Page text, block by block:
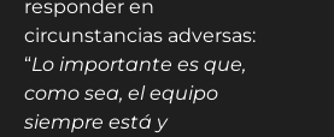
responder en
circunstancias adversas:
“Lo importante es que,
como sea, el equipo
siempre está y